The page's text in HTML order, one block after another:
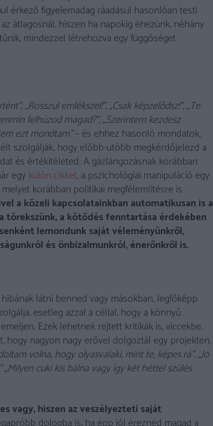
érkező figyelemadag ráadásul hasonlóan testi
átlagosnál, hiszen ha napokig éhezünk, néhány
mindezzel létrehozva egy függőséget
„Rosszul emlékszel!”, „Csak képzelődsz!”, „Te
felhúzod magad?”, „Szerintem kezdesz
ezt mondtam”– és ehhez hasonló mondatok,
szolgálják, hogy előbb-utóbb megkérdőjelezd a
és értékítéleted. A gázlángozásnak korábban
egy külön cikket, a pszichológiai manipuláció egy
korábban politikai megfélemlítésre is
a közeli kapcsolatainkban automatikusan is a
törekszünk, a kötődés fenntartása érdekében
lemondunk saját véleményünkről,
és önbizalmunkról, énerőnkről is.
látni benned vagy másokban, legfőképp
esetleg azzal a céllal, hogy a könnyű
Ezek lehetnek rejtett kritikák is, viccekbe,
hogy nagyon nagy erővel dolgoztál egy projekten,
volna, hogy olyasvalaki, mint te, képes rá”. „Jó
cuki kis bálna vagy így két héttel szülés
vagy, hiszen az veszélyezteti saját